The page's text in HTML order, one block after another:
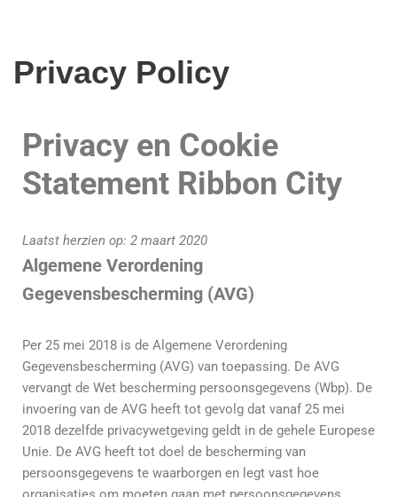
Privacy Policy
Privacy en Cookie
Statement Ribbon City
Laatst herzien op: 2 maart 2020
Algemene Verordening
Gegevensbescherming (AVG)
Per 25 mei 2018 is de Algemene Verordening
Gegevensbescherming (AVG) van toepassing. De AVG
vervangt de Wet bescherming persoonsgegevens (Wbp). De
invoering van de AVG heeft tot gevolg dat vanaf 25 mei
2018 dezelfde privacywetgeving geldt in de gehele Europese
Unie. De AVG heeft tot doel de bescherming van
persoonsgegevens te waarborgen en legt vast hoe